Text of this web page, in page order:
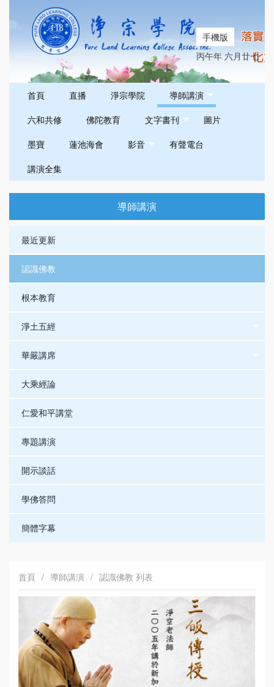
手機版
丙午年 六月廿七
首頁 直播 淨宗學院
導師講演
六和共修
佛陀教育 文字書刊
圖片
墨寶
蓮池海會 影音
有聲電台
講演全集
導師講演
最近更新
認識佛教
根本教育
淨土五經
華嚴講席
大乘經論
仁愛和平講堂
專題講演
開示談話
學佛答問
簡體字幕
首頁 / 導師講演 / 認識佛教 列表